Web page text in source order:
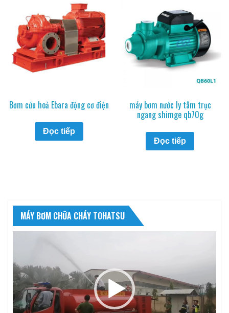
Bơm cứu hoả Ebara động cơ điện
Đọc tiếp
máy bơm nước ly tâm trục
ngang shimge qb70g
Đọc tiếp
MÁY BƠM CHỮA CHÁY TOHATSU
Video